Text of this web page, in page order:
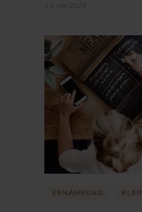
13. Mai 2024
ERNÄHRUNG